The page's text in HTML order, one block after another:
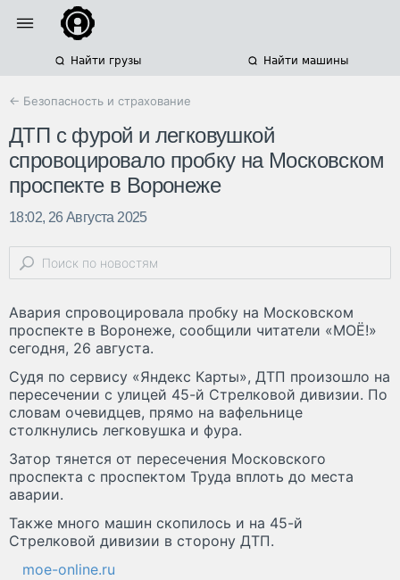
Найти грузы Найти машины
← Безопасность и страхование
ДТП с фурой и легковушкой
спровоцировало пробку на Московском
проспекте в Воронеже
18:02, 26 Августа 2025
Авария спровоцировала пробку на Московском
проспекте в Воронеже, сообщили читатели «МОЁ!»
сегодня, 26 августа.
Судя по сервису «Яндекс Карты», ДТП произошло на
пересечении с улицей 45-й Стрелковой дивизии. По
словам очевидцев, прямо на вафельнице
столкнулись легковушка и фура.
Затор тянется от пересечения Московского
проспекта с проспектом Труда вплоть до места
аварии.
Также много машин скопилось и на 45-й
Стрелковой дивизии в сторону ДТП.
moe-online.ru